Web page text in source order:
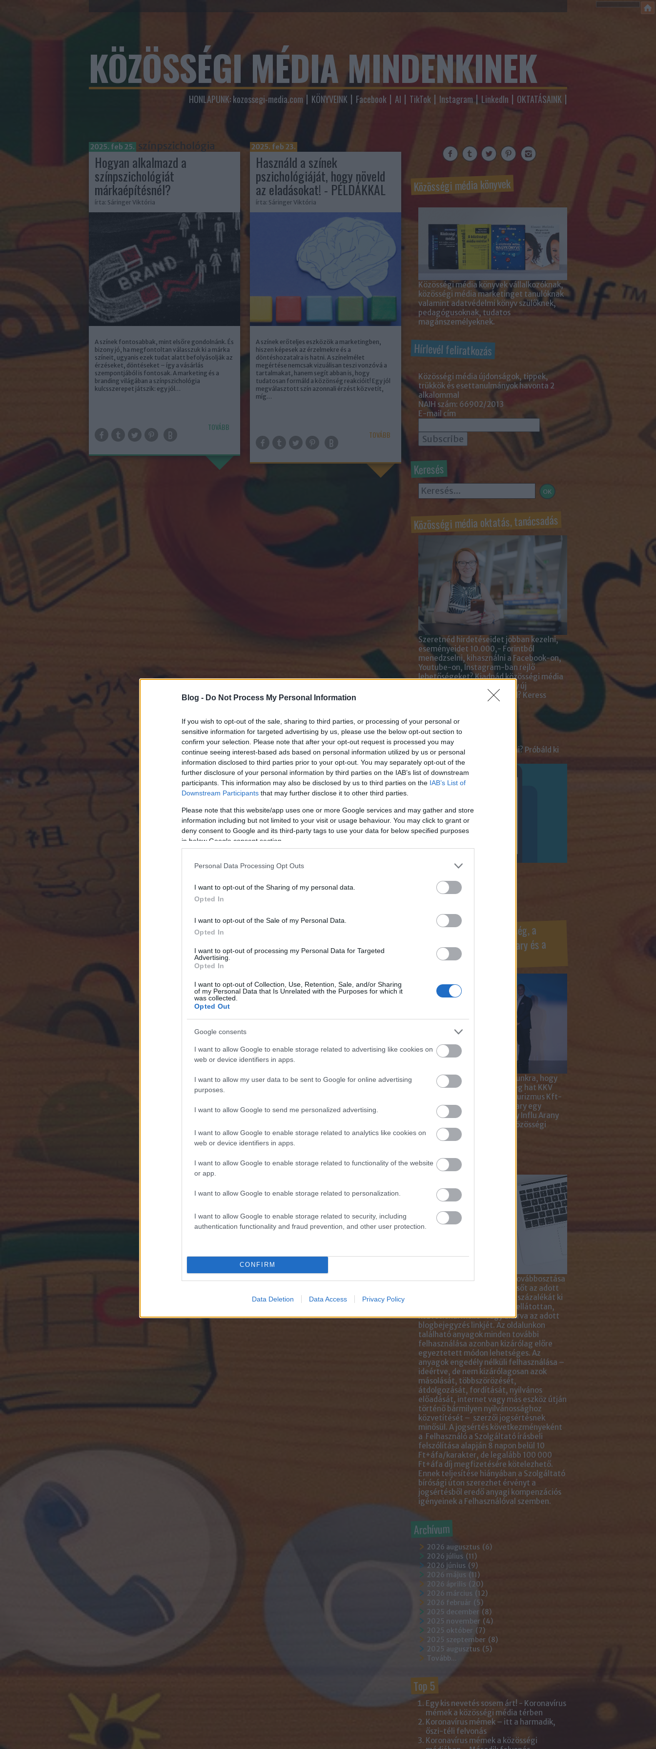
Blog - Do Not Process My Personal Information
If you wish to opt-out of the sale, sharing to third parties, or processing of your personal or
sensitive information for targeted advertising by us, please use the below opt-out section to
confirm your selection. Please note that after your opt-out request is processed you may
continue seeing interest-based ads based on personal information utilized by us or personal
information disclosed to third parties prior to your opt-out. You may separately opt-out of the
further disclosure of your personal information by third parties on the IAB’s list of downstream
participants. This information may also be disclosed by us to third parties on the IAB’s List of
Downstream Participants that may further disclose it to other third parties.
Please note that this website/app uses one or more Google services and may gather and store
information including but not limited to your visit or usage behaviour. You may click to grant or
deny consent to Google and its third-party tags to use your data for below specified purposes
in below Google consent section.
Personal Data Processing Opt Outs
I want to opt-out of the Sharing of my personal data.
Opted In
I want to opt-out of the Sale of my Personal Data.
Opted In
I want to opt-out of processing my Personal Data for Targeted
Advertising.
Opted In
I want to opt-out of Collection, Use, Retention, Sale, and/or Sharing
of my Personal Data that Is Unrelated with the Purposes for which it
was collected.
Opted Out
Google consents
I want to allow Google to enable storage related to advertising like cookies on
web or device identifiers in apps.
I want to allow my user data to be sent to Google for online advertising
purposes.
I want to allow Google to send me personalized advertising.
I want to allow Google to enable storage related to analytics like cookies on
web or device identifiers in apps.
I want to allow Google to enable storage related to functionality of the website
or app.
I want to allow Google to enable storage related to personalization.
I want to allow Google to enable storage related to security, including
authentication functionality and fraud prevention, and other user protection.
CONFIRM
Data Deletion Data Access Privacy Policy
KÖZÖSSÉGI MÉDIA MINDENKINEK
HONLAPUNK: kozossegi-media.com KÖNYVEINK Facebook AI TikTok Instagram LinkedIn OKTATÁSAINK
Címkék» színpszichológia
2025. feb 25.
Hogyan alkalmazd a
színpszichológiát
márkaépítésnél?
írta: Sáringer Viktória
A színek fontosabbak, mint elsőre gondolnánk. És
bizony jó, ha megfontoltan válasszuk ki a márka
színeit, ugyanis ezek tudat alatt befolyásolják az
érzéseket, döntéseket – így a vásárlás
szempontjából is fontosak. A marketing és a
branding világában a színpszichológia
kulcsszerepet játszik: egy jól…
TOVÁBB
2025. feb 23.
Használd a színek
pszichológiáját, hogy növeld
az eladásokat! - PÉLDÁKKAL
írta: Sáringer Viktória
A színek erőteljes eszközök a marketingben,
hiszen képesek az érzelmekre és a
döntéshozatalra is hatni. A színelmélet
megértése nemcsak vizuálisan teszi vonzóvá a
tartalmakat, hanem segít abban is, hogy
tudatosan formáld a közönség reakcióit! Egy jól
megválasztott szín azonnali érzést közvetít,
míg…
TOVÁBB
Közösségi média könyvek
Közösségi média könyvek vállalkozóknak,
közösségi média marketinget tanulóknak
valamint adatvédelmi könyv szülőknek,
pedagógusoknak, tudatos
magánszemélyeknek.
Hírlevél feliratkozás
Közösségi média újdonságok, tippek,
trükkök és esettanulmányok havonta 2
alkalommal
NAIH szám: 66902/2013
E-mail cím
Keresés
Közösségi média oktatás, tanácsadás
Szeretnéd hirdetéseidet jobban kezelni,
eseményeidet 10.000,- Forintból
menedzselni, kihasználni a Facebook-on,
Youtube-on, Instagram-ban rejlő
lehetőségeket? Kiadnád közösségi média
oldalai kezelését? Netán egy új
alkalmazásra van szükséged? Keress
Chatbot
Szeretnél velünk beszélgetni? Próbáld ki
Messenger Chatbotunkat!
Facebook oldaldoboz
Magyar Marketing Szövetség, a
KREATÍV, az Internet Hungary és a
turizmus szakma díjai
Nagy megtiszteltetés számunkra, hogy
Magyar Marketing Szövetség hat KKV
Marketing Gyémánt Díjjal, Turizmus Kft-
től 5 díjjal, az Internet Hungary egy
fődíjjal, a KREATÍV pedig egy Influ Arany
díjjal tüntette ki cégünket közösségi
média kampányaiért.
Így használd cikkeinket...
Az anyagok linkkel történő továbbosztása
természetesen lehetséges, sőt az adott
blogcikkben lévő tartalom 5 százalékát ki
is másolhatod idézőjelekkel ellátottan,
közvetlenül mellé- vagy aláírva az adott
blogbejegyzés linkjét. Az oldalunkon
található anyagok minden további
felhasználása azonban kizárólag előre
egyeztetett módon lehetséges. Az
anyagok engedély nélküli felhasználása –
ideértve, de nem kizárólagosan azok
másolását, többszörözését,
átdolgozását, fordítását, nyilvános
előadását, internet vagy más eszköz útján
történő bármilyen nyilvánossághoz
közvetítését – szerzői jogsértésnek
minősül. A jogsértés következményeként
a Felhasználó a Szolgáltató írásbeli
felszólítása alapján 8 napon belül 10
Ft+áfa/karakter, de legalább 100 000
Ft+áfa díj megfizetésére kötelezhető.
Ennek teljesítése hiányában a Szolgáltató
bírósági úton szerezhet érvényt a
jogsértésből eredő anyagi kompenzációs
igényeinek a Felhasználóval szemben.
Archívum
2026 augusztus (6)
2026 július (11)
2026 június (9)
2026 május (11)
2026 április (20)
2026 március (12)
2026 február (5)
2025 december (8)
2025 november (4)
2025 október (7)
2025 szeptember (8)
2025 augusztus (5)
Tovább...
Top 5
Egy kis nevetés sosem árt! - Koronavírus
mémek a közösségi média térben
Koronavírus mémek – itt a harmadik,
őszi-téli felvonás
Koronavírus mémek a közösségi